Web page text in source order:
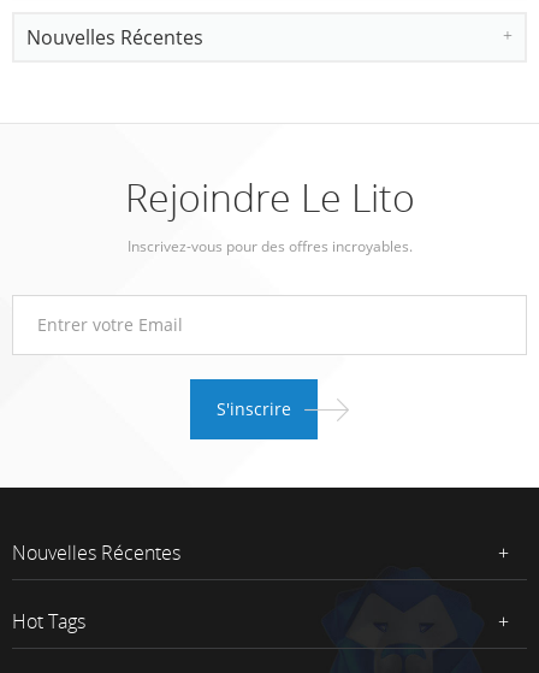
Nouvelles Récentes
Rejoindre Le Lito
Inscrivez-vous pour des offres incroyables.
Nouvelles Récentes
Hot Tags